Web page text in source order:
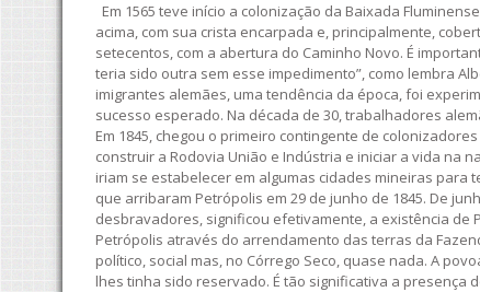
Em 1565 teve início a colonização da Baixada
acima, com sua crista encarpada e, principalmente,
setecentos, com a abertura do Caminho Novo. É
teria sido outra sem esse impedimento”, como lembra
imigrantes alemães, uma tendência da época, foi
sucesso esperado. Na década de 30, trabalhadores
Em 1845, chegou o primeiro contingente de
construir a Rodovia União e Indústria e iniciar a vida na
iriam se estabelecer em algumas cidades mineiras para
que arribaram Petrópolis em 29 de junho de 1845. De
desbravadores, significou efetivamente, a existência de
Petrópolis através do arrendamento das terras da
político, social mas, no Córrego Seco, quase nada. A
lhes tinha sido reservado. É tão significativa a